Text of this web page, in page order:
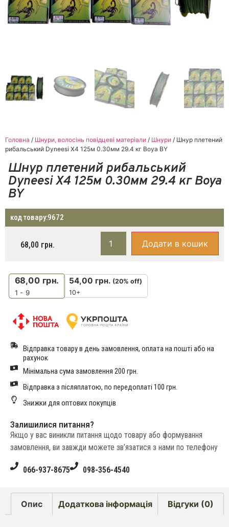
Головна / Шнури, волосінь повідцеві матеріали / Шнури / Шнур плетений
рибальський Dyneesi X4 125м 0.30мм 29.4 кг Boya BY
Шнур плетений рибальський
Dyneesi X4 125м 0.30мм 29.4 кг Boya
BY
код товару:9672
68,00 грн. Додати в кошик
68,00 грн.
1 - 9
54,00 грн. (20% off)
10+
Відправка товару в день замовлення, оплата на пошті або на
рахунок
Мінімальна сума замовлення 200 грн.
Відправка з післяплатою, по передоплаті 100 грн.
Знижки для оптових покупців
Залишилися питання?
Якщо у вас виникли питання щодо товару або формування
замовлення, ви завжди можете зв’язатися з нами по телефону
066-937-8675 098-356-4540
Опис Додаткова інформація Відгуки (0)